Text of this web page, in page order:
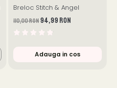
Breloc Stitch & Angel
110,00 RON94,99 RON
Adauga in cos